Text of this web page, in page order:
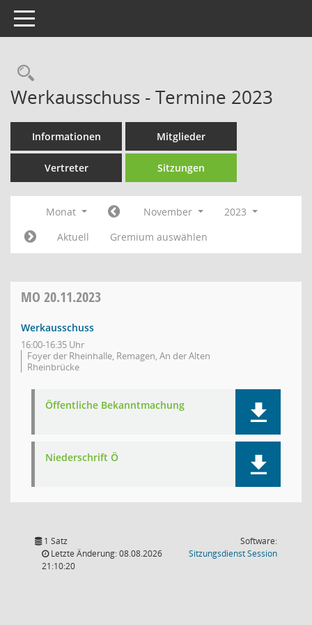
Toggle navigation
Rechercheauswahl
Werkausschuss - Termine 2023
Informationen Mitglieder
Vertreter Sitzungen
Monat November
2023
Aktuell
Gremium auswählen
MO 20.11.2023
Werkausschuss
16:00-16:35 Uhr
Foyer der Rheinhalle, Remagen, An der Alten
Rheinbrücke
Öffentliche Bekanntmachung
Niederschrift Ö
1 Satz
Letzte Änderung: 08.08.2026
21:10:20
Software:
SitzungsdienstSession(Wird in